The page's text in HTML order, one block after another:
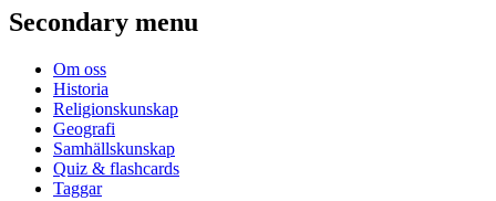
Secondary menu
Om oss
Historia
Religionskunskap
Geografi
Samhällskunskap
Quiz & flashcards
Taggar